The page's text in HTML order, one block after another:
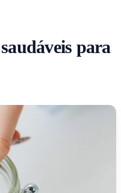
para